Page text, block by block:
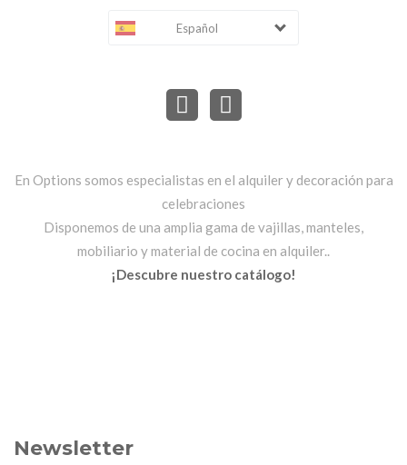
Español
En Options somos especialistas en el alquiler y decoración para
celebraciones
Disponemos de una amplia gama de vajillas, manteles,
mobiliario y material de cocina en alquiler..
¡Descubre nuestro catálogo!
Newsletter